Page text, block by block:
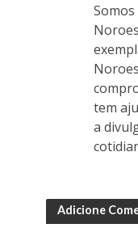
tem
a
Adicione